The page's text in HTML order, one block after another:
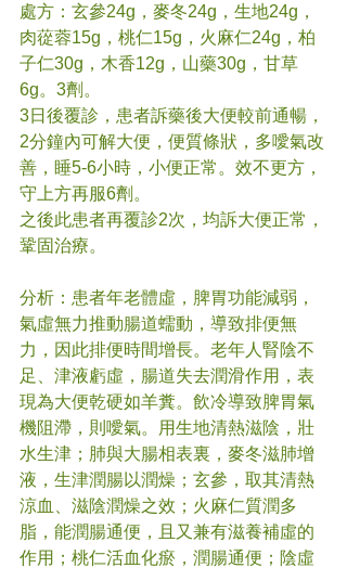
處方：玄參24g，麥冬24g，生地24g，
肉蓯蓉15g，桃仁15g，火麻仁24g，柏
子仁30g，木香12g，山藥30g，甘草
6g。3劑。
3日後覆診，患者訴藥後大便較前通暢，
2分鐘內可解大便，便質條狀，多噯氣改
善，睡5-6小時，小便正常。效不更方，
守上方再服6劑。
之後此患者再覆診2次，均訴大便正常，
鞏固治療。
分析：患者年老體虛，脾胃功能減弱，
氣虛無力推動腸道蠕動，導致排便無
力，因此排便時間增長。老年人腎陰不
足、津液虧虛，腸道失去潤滑作用，表
現為大便乾硬如羊糞。飲冷導致脾胃氣
機阻滯，則噯氣。用生地清熱滋陰，壯
水生津；肺與大腸相表裏，麥冬滋肺增
液，生津潤腸以潤燥；玄參，取其清熱
涼血、滋陰潤燥之效；火麻仁質潤多
脂，能潤腸通便，且又兼有滋養補虛的
作用；桃仁活血化瘀，潤腸通便；陰虛